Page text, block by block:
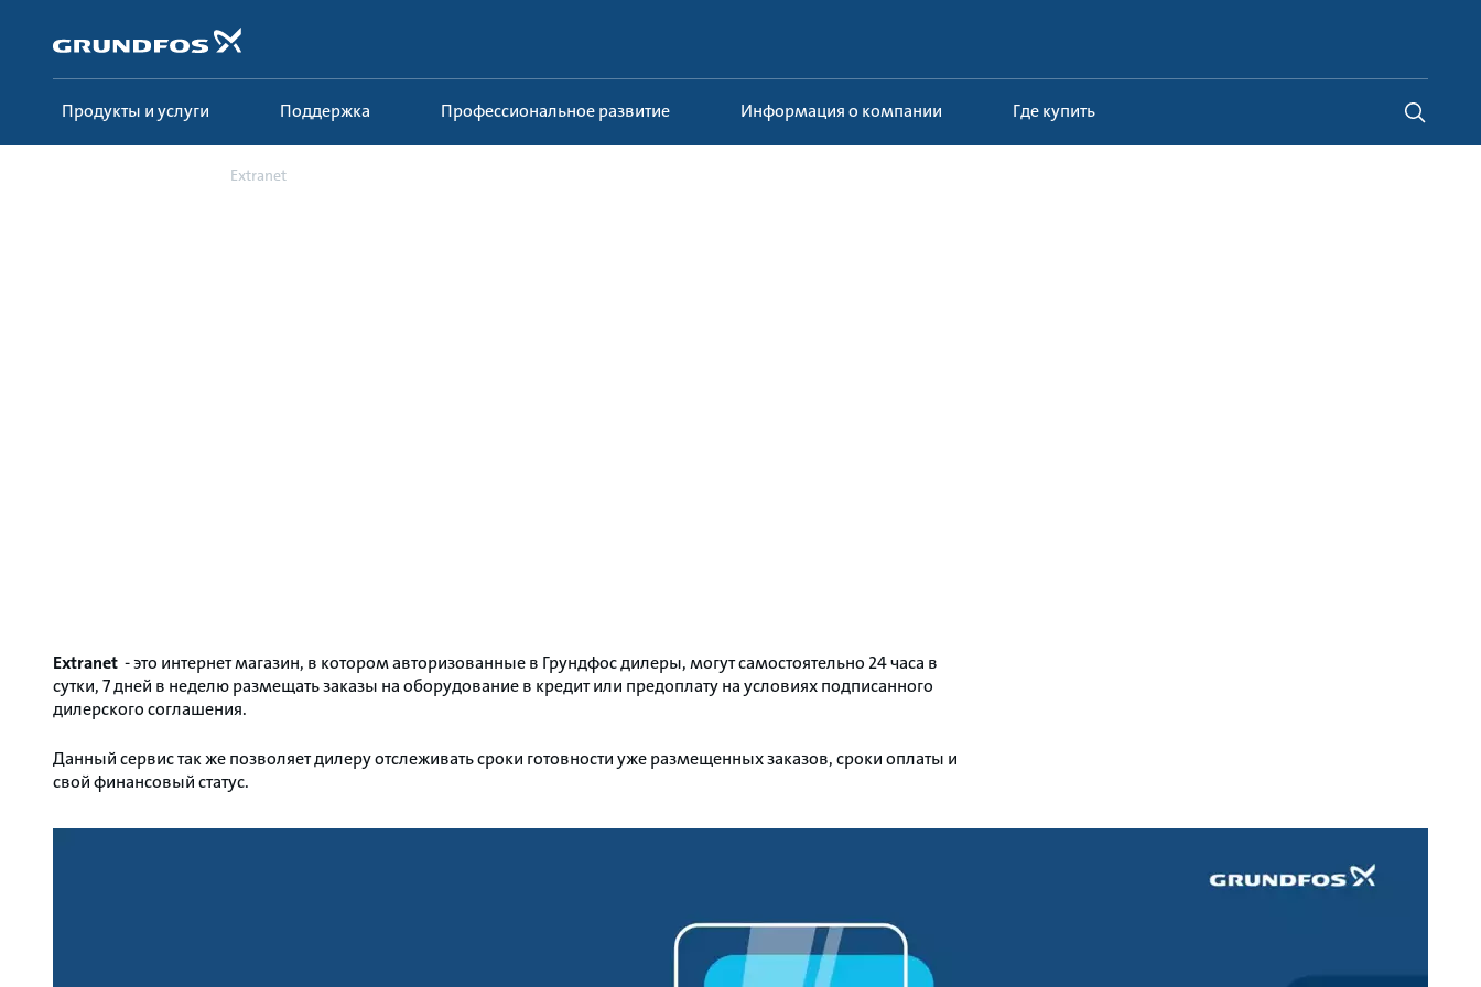
основному
контенту
Продукты и услуги Поддержка Профессиональное развитие Информация о компании Где купить
Extranet
Extranet - это интернет магазин, в котором авторизованные в Грундфос дилеры, могут самостоятельно 24 часа в
сутки, 7 дней в неделю размещать заказы на оборудование в кредит или предоплату на условиях подписанного
дилерского соглашения.
Данный сервис так же позволяет дилеру отслеживать сроки готовности уже размещенных заказов, сроки оплаты и
свой финансовый статус.